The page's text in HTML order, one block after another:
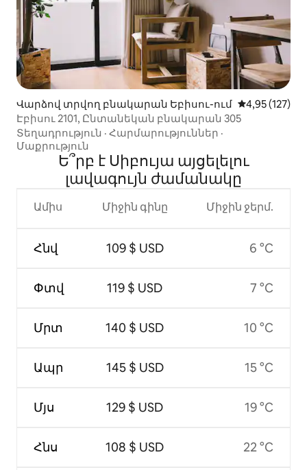
Վարձով տրվող բնակարան Եբիսու-ում Միջին
4,95 (127)
Էբիսու 2101, Ընտանեկան բնակարան 305
Տեղադրություն · Հարմարություններ ·
Մաքրություն
Ե՞րբ է Սիբույա այցելելու
լավագույն ժամանակը
Ամիս
Հնվ
Փտվ
Մրտ
Ապր
Մյս
Հնս
Միջին գինը
109 $ USD
119 $ USD
140 $ USD
145 $ USD
129 $ USD
108 $ USD
Միջին ջերմ.
6 °C
7 °C
10 °C
15 °C
19 °C
22 °C